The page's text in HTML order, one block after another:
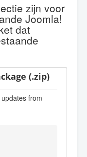
zijn voor
Joomla!
dat
(.zip)
from